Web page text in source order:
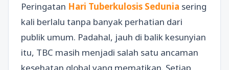
Peringatan Hari Tuberkulosis Sedunia sering
kali berlalu tanpa banyak perhatian dari
publik umum. Padahal, jauh di balik kesunyian
itu, TBC masih menjadi salah satu ancaman